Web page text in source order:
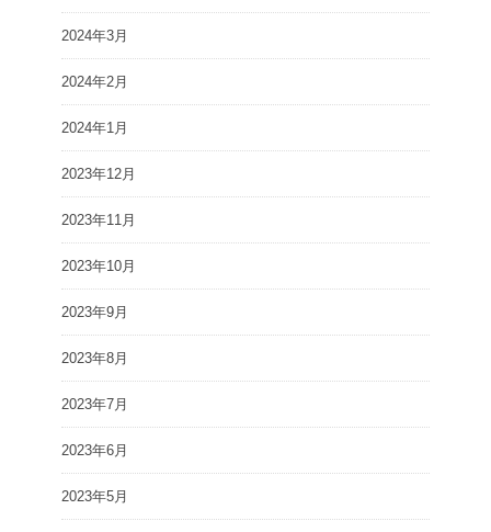
2024年3月
2024年2月
2024年1月
2023年12月
2023年11月
2023年10月
2023年9月
2023年8月
2023年7月
2023年6月
2023年5月